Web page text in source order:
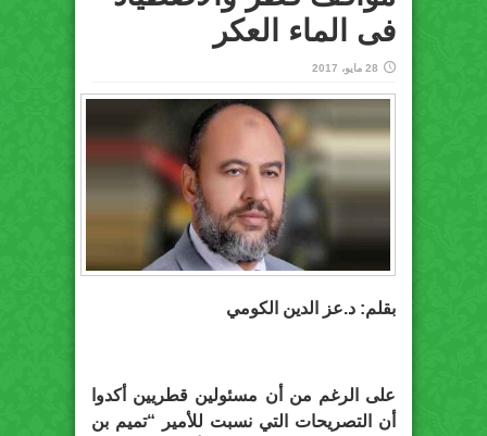
فى الماء العكر
28 مايو، 2017
بقلم: د.عز الدين الكومي
على الرغم من أن مسئولين قطريين أكدوا
أن التصريحات التي نسبت للأمير “تميم بن